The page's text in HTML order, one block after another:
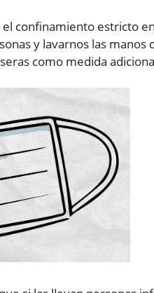
confinamiento estricto
y lavarnos las manos
como medida